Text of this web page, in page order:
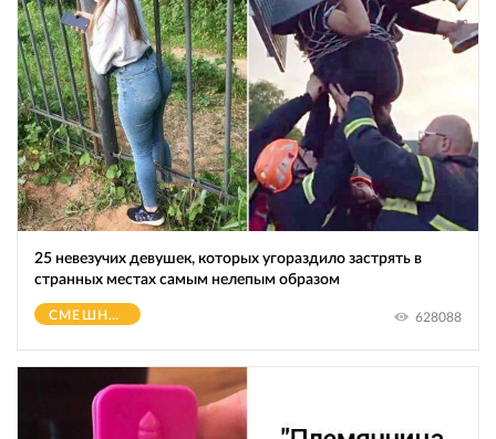
25 невезучих девушек, которых угораздило застрять в
странных местах самым нелепым образом
СМЕШНОЕ 628088